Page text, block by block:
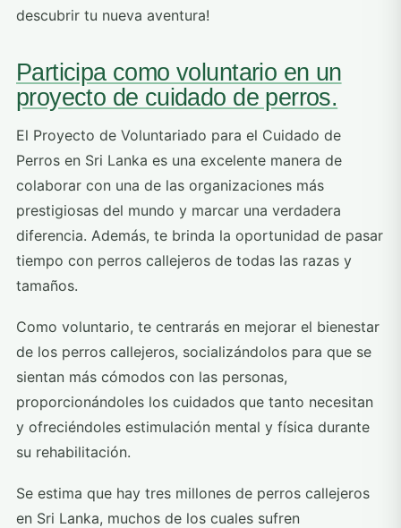
descubrir tu nueva aventura!
Participa como voluntario en un
proyecto de cuidado de perros.
El Proyecto de Voluntariado para el Cuidado de
Perros en Sri Lanka es una excelente manera de
colaborar con una de las organizaciones más
prestigiosas del mundo y marcar una verdadera
diferencia. Además, te brinda la oportunidad de pasar
tiempo con perros callejeros de todas las razas y
tamaños.
Como voluntario, te centrarás en mejorar el bienestar
de los perros callejeros, socializándolos para que se
sientan más cómodos con las personas,
proporcionándoles los cuidados que tanto necesitan
y ofreciéndoles estimulación mental y física durante
su rehabilitación.
Se estima que hay tres millones de perros callejeros
en Sri Lanka, muchos de los cuales sufren